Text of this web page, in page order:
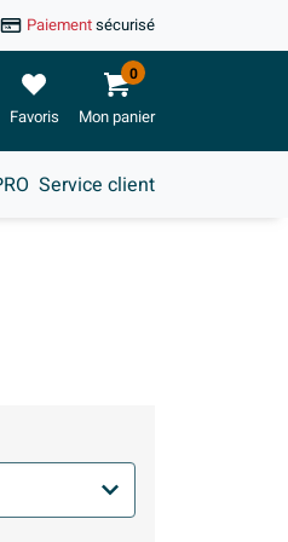
Paiementsécurisé
Favoris Mon panier
0
Service client